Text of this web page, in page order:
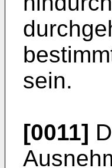
sein.
[0011]